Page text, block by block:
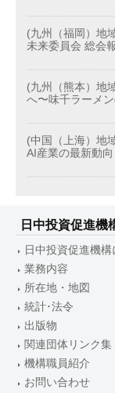
(九州（福岡）地
未来委員会 総会
(九州（熊本）地
へ〜味千ラーメ
(中国（上海）地
AI産業の最新動向
日中投資促進機
日中投資促進機構
業務内容
所在地・地図
統計･法令
出版物
関連団体リンク集
機構職員紹介
お問い合わせ